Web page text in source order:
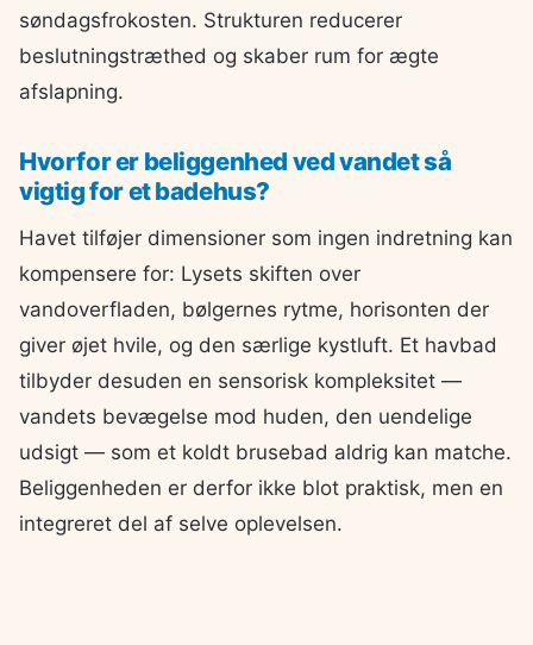
søndagsfrokosten. Strukturen reducerer
beslutningstræthed og skaber rum for ægte
afslapning.
Hvorfor er beliggenhed ved vandet så
vigtig for et badehus?
Havet tilføjer dimensioner som ingen indretning kan
kompensere for: Lysets skiften over
vandoverfladen, bølgernes rytme, horisonten der
giver øjet hvile, og den særlige kystluft. Et havbad
tilbyder desuden en sensorisk kompleksitet —
vandets bevægelse mod huden, den uendelige
udsigt — som et koldt brusebad aldrig kan matche.
Beliggenheden er derfor ikke blot praktisk, men en
integreret del af selve oplevelsen.